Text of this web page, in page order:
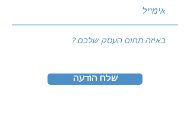
שלח הודעה